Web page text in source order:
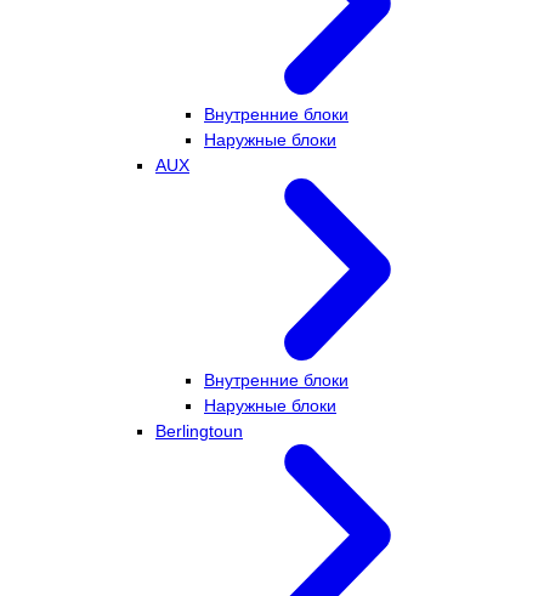
Внутренние блоки
Наружные блоки
AUX
Внутренние блоки
Наружные блоки
Berlingtoun